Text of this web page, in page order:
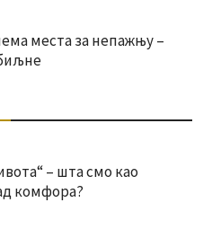
места за непажњу –
– шта смо као
комфора?